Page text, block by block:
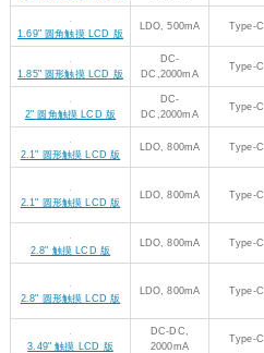
1.69" 圆角触摸 LCD 版
LDO, 500mA Type-C
1.85" 圆形触摸 LCD 版
DC-
DC,2000mA
Type-C
2" 圆角触摸 LCD 版
DC-
DC,2000mA
Type-C
2.1" 圆形触摸 LCD 版
LDO, 800mA Type-C
2.1" 圆形触摸 LCD 版
LDO, 800mA Type-C
2.8" 触摸 LCD 版
LDO, 800mA Type-C
2.8" 圆形触摸 LCD 版
LDO, 800mA Type-C
3.49" 触摸 LCD 版
DC-DC,
2000mA
Type-C